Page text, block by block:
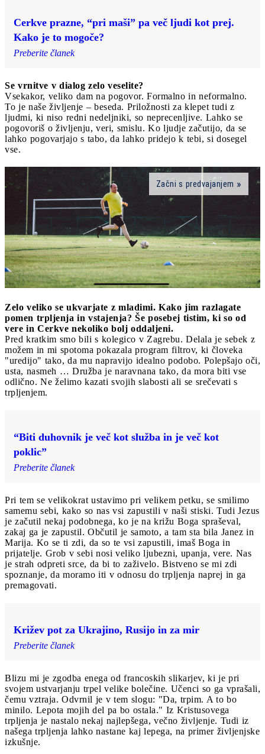
Cerkve prazne, “pri maši” pa več ljudi kot prej.
Kako je to mogoče?
Preberite članek
Se vrnitve v dialog zelo veselite?
Vsekakor, veliko dam na pogovor. Formalno in neformalno.
To je naše življenje – beseda. Priložnosti za klepet tudi z
ljudmi, ki niso redni nedeljniki, so neprecenljive. Lahko se
pogovoriš o življenju, veri, smislu. Ko ljudje začutijo, da se
lahko pogovarjajo s tabo, da lahko pridejo k tebi, si dosegel
vse.
Začni s predvajanjem
Zelo veliko se ukvarjate z mladimi. Kako jim razlagate
pomen trpljenja in vstajenja? Še posebej tistim, ki so od
vere in Cerkve nekoliko bolj oddaljeni.
Pred kratkim smo bili s kolegico v Zagrebu. Delala je sebek z
možem in mi spotoma pokazala program filtrov, ki človeka
"uredijo" tako, da mu napravijo idealno podobo. Polepšajo oči,
usta, nasmeh … Družba je naravnana tako, da mora biti vse
odlično. Ne želimo kazati svojih slabosti ali se srečevati s
trpljenjem.
“Biti duhovnik je več kot služba in je več kot
poklic”
Preberite članek
Pri tem se velikokrat ustavimo pri velikem petku, se smilimo
samemu sebi, kako so nas vsi zapustili v naši stiski. Tudi Jezus
je začutil nekaj podobnega, ko je na križu Boga spraševal,
zakaj ga je zapustil. Občutil je samoto, a tam sta bila Janez in
Marija. Ko se ti zdi, da so te vsi zapustili, imaš Boga in
prijatelje. Grob v sebi nosi veliko ljubezni, upanja, vere. Nas
je strah odpreti srce, da bi to zaživelo. Bistveno se mi zdi
spoznanje, da moramo iti v odnosu do trpljenja naprej in ga
premagovati.
Križev pot za Ukrajino, Rusijo in za mir
Preberite članek
Blizu mi je zgodba enega od francoskih slikarjev, ki je pri
svojem ustvarjanju trpel velike bolečine. Učenci so ga vprašali,
čemu vztraja. Odvrnil je v tem slogu: "Da, trpim. A to bo
minilo. Lepota mojih del pa bo ostala." Iz Kristusovega
trpljenja je nastalo nekaj najlepšega, večno življenje. Tudi iz
našega trpljenja lahko nastane kaj lepega, na primer življenjske
izkušnje.